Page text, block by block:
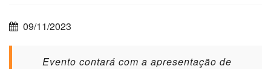
09/11/2023
Evento contará com a apresentação de